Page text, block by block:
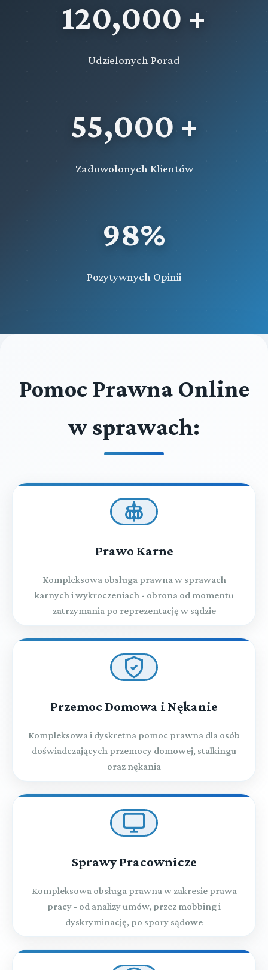
120,000 +
Udzielonych Porad
55,000 +
Zadowolonych Klientów
98%
Pozytywnych Opinii
Pomoc Prawna Online
w sprawach:
Prawo Karne
Kompleksowa obsługa prawna w sprawach
karnych i wykroczeniach - obrona od momentu
zatrzymania po reprezentację w sądzie
Przemoc Domowa i Nękanie
Kompleksowa i dyskretna pomoc prawna dla osób
doświadczających przemocy domowej, stalkingu
oraz nękania
Sprawy Pracownicze
Kompleksowa obsługa prawna w zakresie prawa
pracy - od analizy umów, przez mobbing i
dyskryminację, po spory sądowe